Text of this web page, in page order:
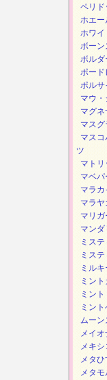
ペリド
ホエ
ホワイ
ボーン
ボルダ
ポード
ポルサ
マウ・
マグネ
マスグ
マス
ツ
マト
マベ
マラカ
マラヤ
マリガ
マンダ
ミス
ミス
ミル
ミント
ミント
ミン
ムーン
メイオ
メキ
メタひ
メタ